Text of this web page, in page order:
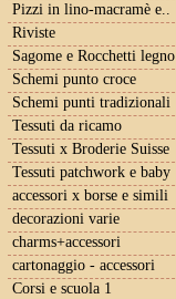
Pizzi in lino-macramè e..
Riviste
Sagome e Rocchetti legno
Schemi punto croce
Schemi punti tradizionali
Tessuti da ricamo
Tessuti x Broderie Suisse
Tessuti patchwork e baby
accessori x borse e simili
decorazioni varie
charms+accessori
cartonaggio - accessori
Corsi e scuola 1